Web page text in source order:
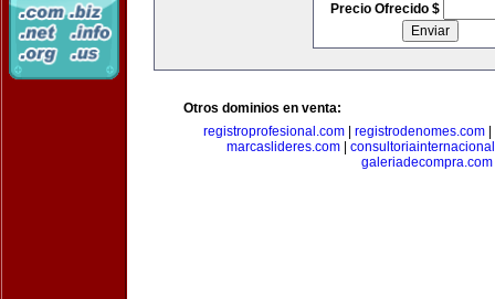
Precio Ofrecido $
Otros dominios en venta:
registroprofesional.com| registrodenomes.com|
marcaslideres.com
galeriadecompra.com